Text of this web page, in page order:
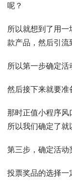
呢？
所以就想到了用
款产品，然后引流
所以第一步确定
然后接下来就要准
那时正值小程序风
所以我们确定了就
第三步，确定活动
投票奖品的选择一